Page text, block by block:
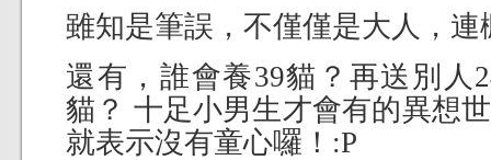
雖知是筆誤，不僅僅是大人，
還有，誰會養39貓？再送別人
貓？ 十足小男生才會有的異想
就表示沒有童心囉！:P